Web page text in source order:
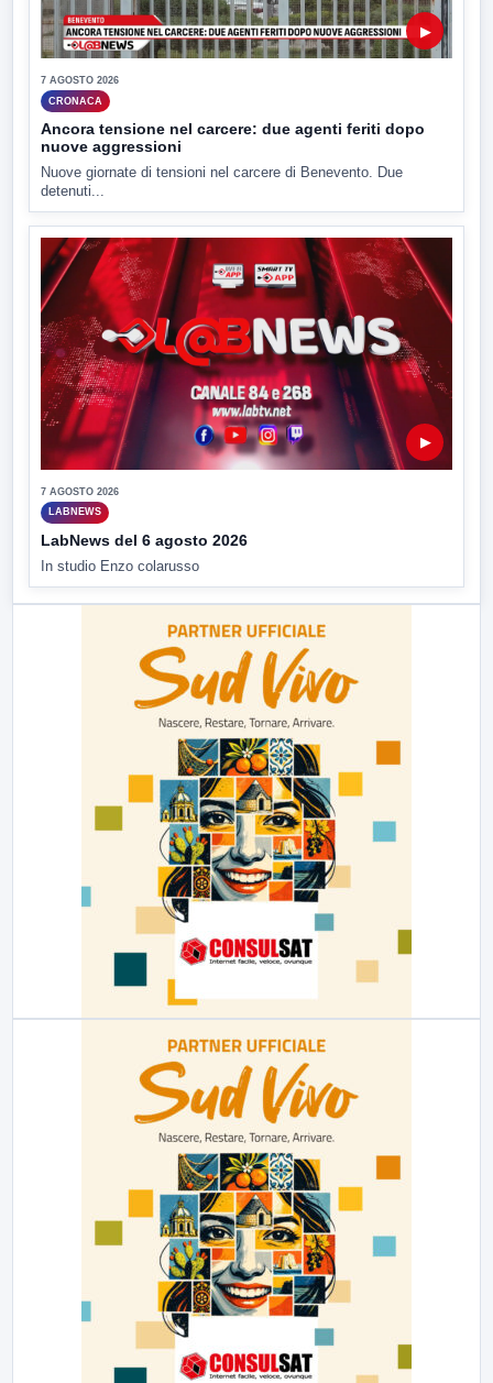
▶
7 AGOSTO 2026
CRONACA
Ancora tensione nel carcere: due agenti feriti dopo
nuove aggressioni
Nuove giornate di tensioni nel carcere di Benevento. Due
detenuti...
▶
7 AGOSTO 2026
LABNEWS
LabNews del 6 agosto 2026
In studio Enzo colarusso